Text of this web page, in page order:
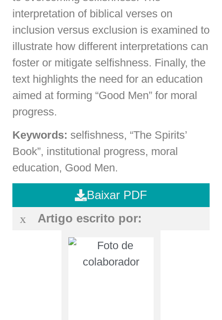
interpretation of biblical verses on
inclusion versus exclusion is examined to
illustrate how different interpretations can
foster or mitigate selfishness. Finally, the
text highlights the need for an education
aimed at forming “Good Men” for moral
progress.
Keywords: selfishness, “The Spirits’
Book”, institutional progress, moral
education, Good Men.
Baixar PDF
Artigo escrito por: